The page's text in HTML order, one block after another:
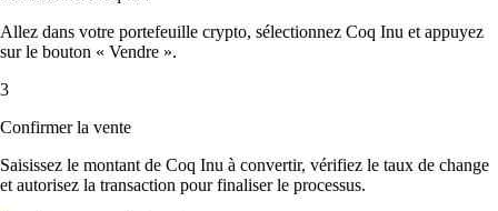
Allez dans votre portefeuille crypto, sélectionnez Coq Inu et appuyez
sur le bouton « Vendre ».
3
Confirmer la vente
Saisissez le montant de Coq Inu à convertir, vérifiez le taux de change
et autorisez la transaction pour finaliser le processus.